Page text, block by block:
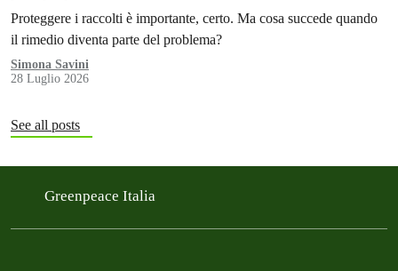
Proteggere i raccolti è importante, certo. Ma cosa succede quando
il rimedio diventa parte del problema?
Simona Savini
28 Luglio 2026
See all posts
Greenpeace Italia